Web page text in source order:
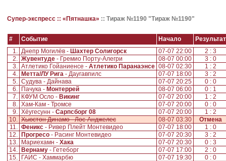
Супер-экспресс :: «Пятнашка» :: Тираж №1190 "Тираж №1190"
# Событие Начало
Результат
1. Днепр Могилёв - Шахтер Солигорск 07-07 22:00
2 : 3
2. Жувентуде - Гремио Порту-Алегри 08-07 00:00
3 : 0
3. Атлетико Гойаниенсе - Атлетико Паранаэнсе 08-07 02:30
1 : 2
4.
Метта/ЛУ Рига - Даугавпилс 07-07 18:00
3 : 2
5. Судува - Дайнава 07-07 20:25
0 : 0
6.
Пачука - Монтеррей 08-07 06:00
0 : 1
7.
КФУМ Осло - Викинг 07-07 20:00
1 : 2
8. Хам-Кам - Тромсе 07-07 20:00
0 : 0
9. Хёугесунн - Сарпсборг 08 07-07 20:00
1 : 2
10. Хьюстон Динамо - Лос-Анджелес 08-07 03:30
Отмена
11. Феникс - Ривер Плейт Монтевидео 07-07 18:00
1 : 0
12.
Прогресо - Расинг Монтевидео 07-07 20:30
3 : 2
13.
Мариехамн - Хака 07-07 20:30
0 : 3
14.
Вернаму - Гетеборг 07-07 17:00
2 : 0
15.
ГАИС - Хаммарбю 07-07 19:30
0 : 0